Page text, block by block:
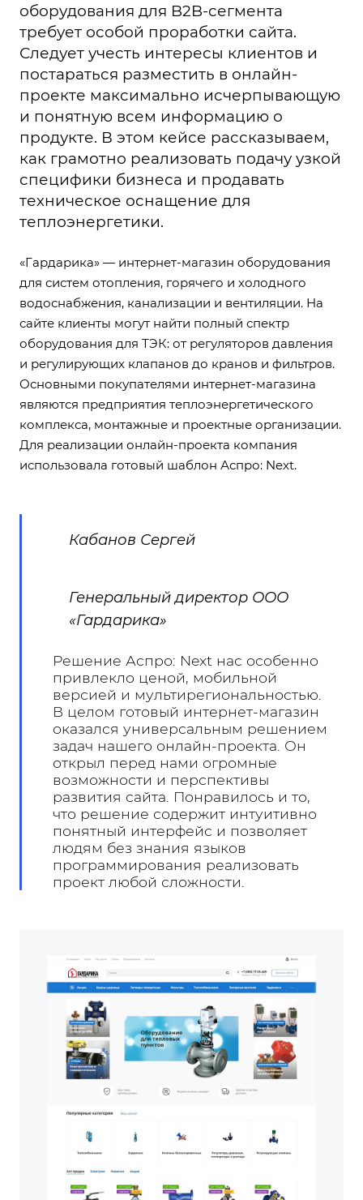
оборудования для B2B-сегмента
требует особой проработки сайта.
Следует учесть интересы клиентов и
постараться разместить в онлайн-
проекте максимально исчерпывающую
и понятную всем информацию о
продукте. В этом кейсе рассказываем,
как грамотно реализовать подачу узкой
специфики бизнеса и продавать
техническое оснащение для
теплоэнергетики.
«Гардарика» — интернет-магазин оборудования
для систем отопления, горячего и холодного
водоснабжения, канализации и вентиляции. На
сайте клиенты могут найти полный спектр
оборудования для ТЭК: от регуляторов давления
и регулирующих клапанов до кранов и фильтров.
Основными покупателями интернет-магазина
являются предприятия теплоэнергетического
комплекса, монтажные и проектные организации.
Для реализации онлайн-проекта компания
использовала готовый шаблон Аспро: Next.
Кабанов Сергей
Генеральный директор ООО
«Гардарика»
Решение Аспро: Next нас особенно
привлекло ценой, мобильной
версией и мультирегиональностью.
В целом готовый интернет-магазин
оказался универсальным решением
задач нашего онлайн-проекта. Он
открыл перед нами огромные
возможности и перспективы
развития сайта. Понравилось и то,
что решение содержит интуитивно
понятный интерфейс и позволяет
людям без знания языков
программирования реализовать
проект любой сложности.